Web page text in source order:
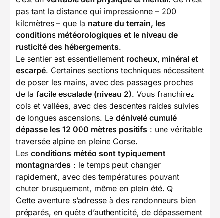
pas tant la distance qui impressionne – 200
kilomètres – que la nature du terrain, les
conditions météorologiques et le niveau de
rusticité des hébergements.
Le sentier est essentiellement rocheux, minéral et
escarpé. Certaines sections techniques nécessitent
de poser les mains, avec des passages proches
de la facile escalade (niveau 2). Vous franchirez
cols et vallées, avec des descentes raides suivies
de longues ascensions. Le dénivelé cumulé
dépasse les 12 000 mètres positifs : une véritable
traversée alpine en pleine Corse.
Les conditions météo sont typiquement
montagnardes : le temps peut changer
rapidement, avec des températures pouvant
chuter brusquement, même en plein été. Q
Cette aventure s’adresse à des randonneurs bien
préparés, en quête d’authenticité, de dépassement